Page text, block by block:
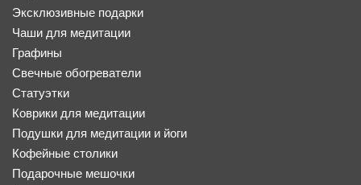
Эксклюзивные подарки
Чаши для медитации
Графины
Свечные обогреватели
Статуэтки
Коврики для медитации
Подушки для медитации и йоги
Кофейные столики
Подарочные мешочки